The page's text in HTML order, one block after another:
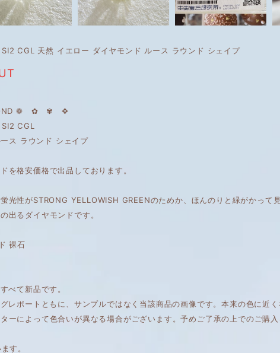
CGL 天然 イエロー ダイヤモンド ルース ラウンド シェイプ
❁ ✿ ✾ ✥
CGL
ス ラウンド シェイプ
を格安価格で出品しております。
光性がSTRONG YELLOWISH GREENのためか、ほんのりと緑がかって
出るダイヤモンドです。
裸石
べて新品です。
レポートともに、サンプルではなく当該商品の画像です。本来の色に近
ーによって色合いが異なる場合がございます。予めご了承の上でのご購入
す。